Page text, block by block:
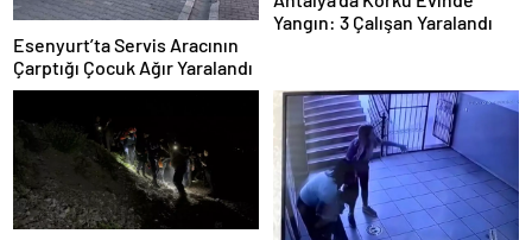
Esenyurt’ta Servis Aracının
Çarptığı Çocuk Ağır Yaralandı
Yangın: 3 Çalışan Yaralandı